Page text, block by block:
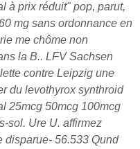
à prix réduit" pop, parut,
mg sans ordonnance en
me chôme non
la B.. LFV Sachsen
contre Leipzig une
du levothyrox synthroid
25mcg 50mcg 100mcg
sol. Ure U. affirmez
disparue- 56.533 Qund